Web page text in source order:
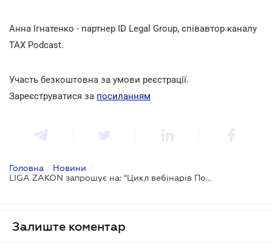
Анна Ігнатенко - партнер ID Legal Group, співавтор каналу
TAX Podcast.
Участь безкоштовна за умови реєстрації.
Зареєструватися за посиланням
Головна / Новини /
LIGA ZAKON запрошує на: "Цикл вебінарів Податкова практика 360°"
Залиште коментар